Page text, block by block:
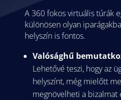
A 360 fokos virtuális túrák
különösen olyan
helyszín is fontos.
Valósághű
Lehetővé teszi, hogy az
helyszínt, még mielőtt
megnövelheti a bizalmat